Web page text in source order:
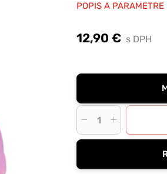
POPIS A PARAMETRE
12,90 € s DPH